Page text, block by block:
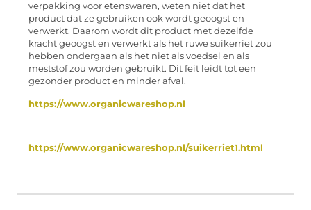
verpakking voor etenswaren, weten niet dat het
product dat ze gebruiken ook wordt geoogst en
verwerkt. Daarom wordt dit product met dezelfde
kracht geoogst en verwerkt als het ruwe suikerriet zou
hebben ondergaan als het niet als voedsel en als
meststof zou worden gebruikt. Dit feit leidt tot een
gezonder product en minder afval.
https://www.organicwareshop.nl
https://www.organicwareshop.nl/suikerriet1.html